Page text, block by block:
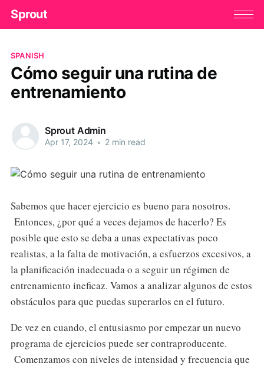
Sprout
SPANISH
Cómo seguir una rutina de
entrenamiento
Sprout Admin
Apr 17, 2024 • 2 min read
Sabemos que hacer ejercicio es bueno para nosotros.
Entonces, ¿por qué a veces dejamos de hacerlo? Es
posible que esto se deba a unas expectativas poco
realistas, a la falta de motivación, a esfuerzos excesivos, a
la planificación inadecuada o a seguir un régimen de
entrenamiento ineficaz. Vamos a analizar algunos de estos
obstáculos para que puedas superarlos en el futuro.
De vez en cuando, el entusiasmo por empezar un nuevo
programa de ejercicios puede ser contraproducente.
Comenzamos con niveles de intensidad y frecuencia que